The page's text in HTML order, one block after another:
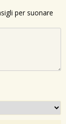
per suonare